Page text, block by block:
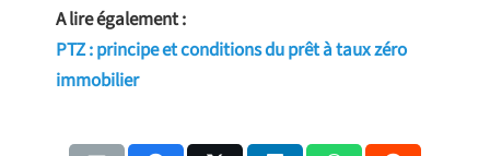
A lire également :
PTZ : principe et conditions du prêt à taux zéro
immobilier